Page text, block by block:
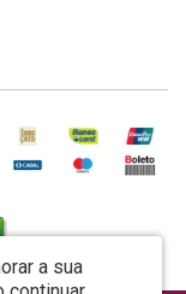
a sua